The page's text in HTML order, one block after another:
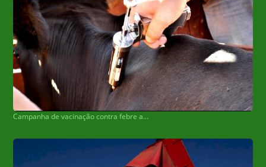
Campanha de vacinação contra febre aftosa começa nesta sexta-feira no MS